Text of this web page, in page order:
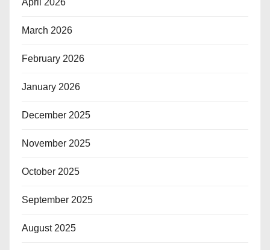
March 2026
February 2026
January 2026
December 2025
November 2025
October 2025
September 2025
August 2025